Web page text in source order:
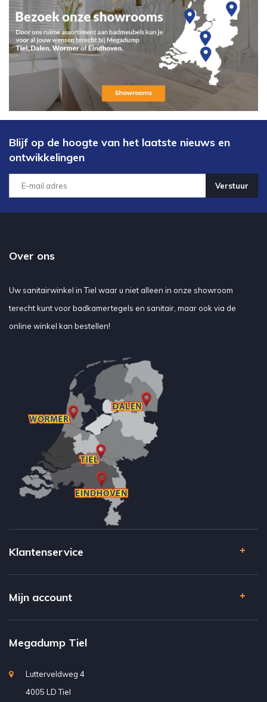
Blijf op de hoogte van het laatste nieuws en
ontwikkelingen
Verstuur
Over ons
Uw sanitairwinkel in Tiel waar u niet alleen in onze showroom
terecht kunt voor badkamertegels en sanitair, maar ook via de
online winkel kan bestellen!
Klantenservice
Mijn account
Megadump Tiel
Lutterveldweg 4
4005 LD Tiel